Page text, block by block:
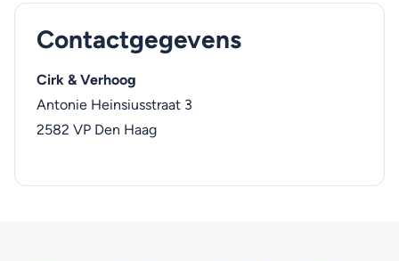
Contactgegevens
Cirk & Verhoog
Antonie Heinsiusstraat 3
2582 VP Den Haag